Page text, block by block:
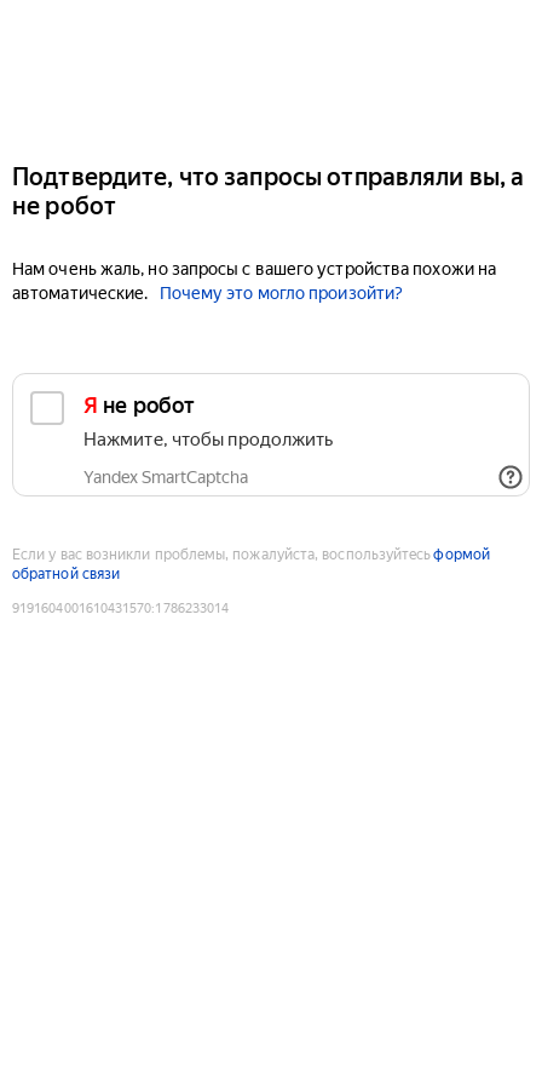
Подтвердите, что запросы отправляли вы, а
не робот
Нам очень жаль, но запросы с вашего устройства похожи на
автоматические.
Почему это могло произойти?
Я не робот
Нажмите, чтобы продолжить
Yandex SmartCaptcha
Если у вас возникли проблемы, пожалуйста, воспользуйтесьформой
обратной связи
9191604001610431570:1786233014